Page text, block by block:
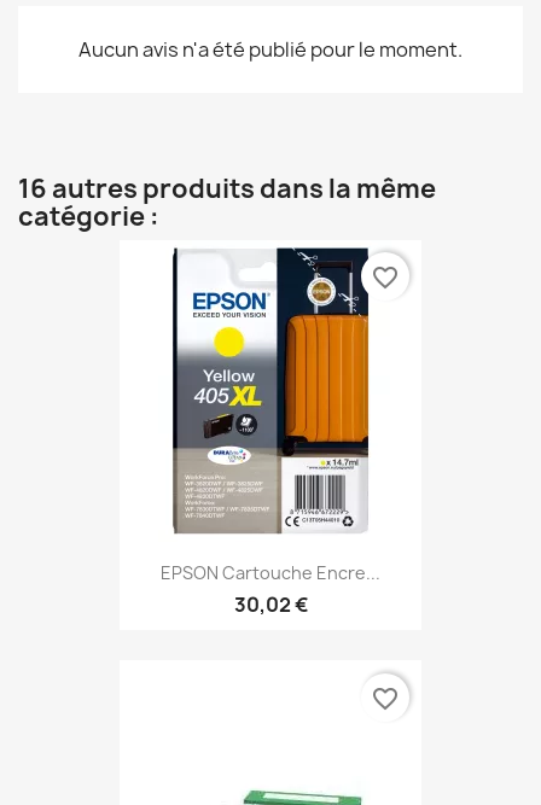
Aucun avis n'a été publié pour le moment.
16 autres produits dans la même
catégorie :
EPSON Cartouche Encre...
30,02 €
favorite_border
favorite_border